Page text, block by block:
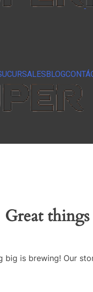
BLOG
Great
big is brewing! Our